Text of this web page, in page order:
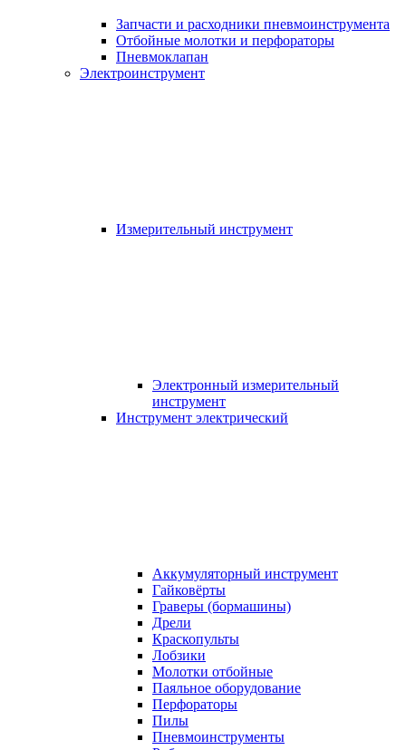
Запчасти и расходники пневмоинструмента
Отбойные молотки и перфораторы
Пневмоклапан
Электроинструмент
Измерительный инструмент
Электронный измерительный
инструмент
Инструмент электрический
Аккумуляторный инструмент
Гайковёрты
Граверы (бормашины)
Дрели
Краскопульты
Лобзики
Молотки отбойные
Паяльное оборудование
Перфораторы
Пилы
Пневмоинструменты